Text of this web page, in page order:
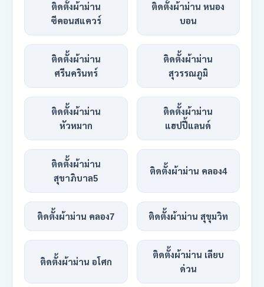
ติดตั้งผ้าม่าน
ซีคอนสแควร์
ติดตั้งผ้าม่าน หนอง
บอน
ติดตั้งผ้าม่าน
ศรีนครินทร์
ติดตั้งผ้าม่าน
สุวรรณภูมิ
ติดตั้งผ้าม่าน
หัวหมาก
ติดตั้งผ้าม่าน
แฮปปี้แลนด์
ติดตั้งผ้าม่าน
สุขาภิบาล5
ติดตั้งผ้าม่าน คลอง4
ติดตั้งผ้าม่าน คลอง7 ติดตั้งผ้าม่าน สุขุมวิท
ติดตั้งผ้าม่าน อโศก
ติดตั้งผ้าม่าน เลียบ
ด่วน